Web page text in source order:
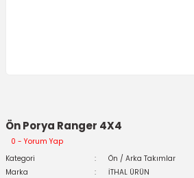
Ön Porya Ranger 4X4
0 - Yorum Yap
Kategori
Ön / Arka Takımlar
Marka
İTHAL ÜRÜN